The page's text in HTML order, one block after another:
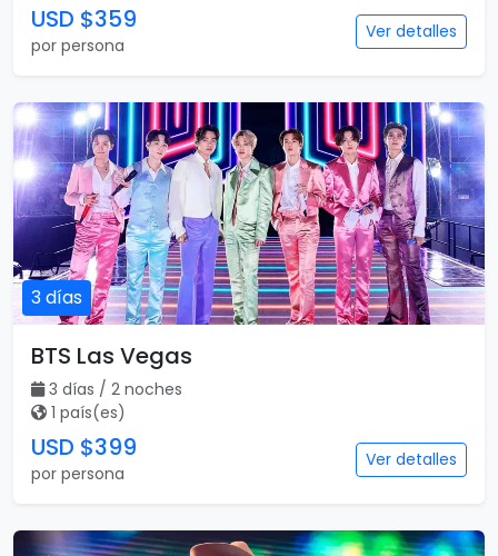
USD $359
por persona
Ver detalles
3 días
BTS Las Vegas
3 días / 2 noches
1 país(es)
USD $399
por persona
Ver detalles